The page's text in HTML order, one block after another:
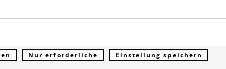
begleitet Verkauf
an STRABAG
der Website erforderlich. Diese Cookies
Daten und werden an keine Dritten übermittelt.
erfassen Informationen anonym. Diese Informationen
unsere Besucher unsere Website nutzen.
Nur erforderliche Einstellung speichern